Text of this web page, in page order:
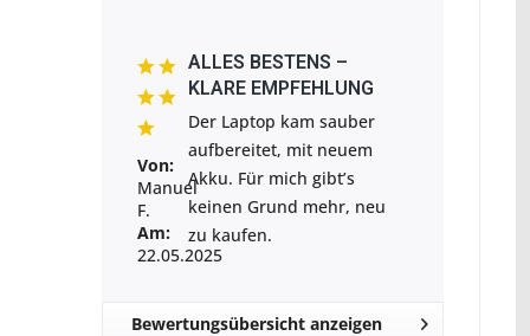
Von:
Manuel
F.
Am:
22.05.2025
ALLES BESTENS –
KLARE EMPFEHLUNG
Der Laptop kam sauber
aufbereitet, mit neuem
Akku. Für mich gibt’s
keinen Grund mehr, neu
zu kaufen.
Bewertungsübersicht anzeigen